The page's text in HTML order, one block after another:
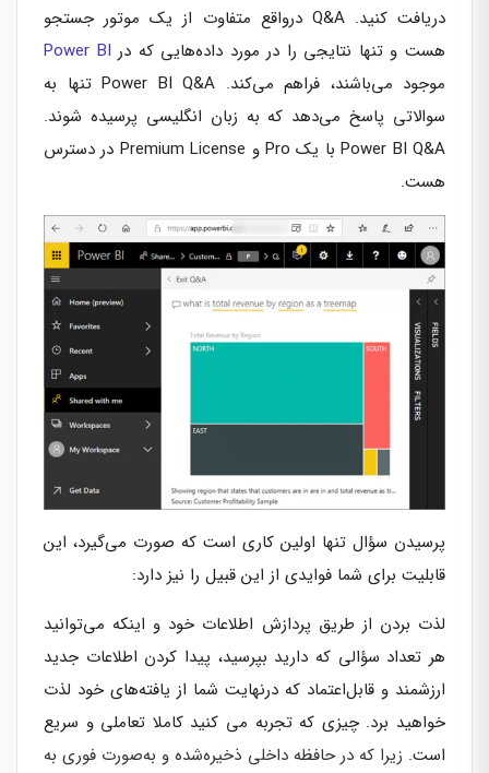
دریافت کنید. Q&A درواقع متفاوت از یک موتور جستجو
هست و تنها نتایجی را در مورد داده‌هایی که در Power BI
موجود می‌باشند، فراهم می‌کند. Power BI Q&A تنها به
سوالاتی پاسخ می‌دهد که به زبان انگلیسی پرسیده شوند.
Power BI Q&A با یک Pro و Premium License در دسترس
هست.
پرسیدن سؤال تنها اولین کاری است که صورت می‌گیرد، این
قابلیت برای شما فوایدی از این قبیل را نیز دارد:
لذت بردن از طریق پردازش اطلاعات خود و اینکه می‌توانید
هر تعداد سؤالی که دارید بپرسید، پیدا کردن اطلاعات جدید
ارزشمند و قابل‌اعتماد که درنهایت شما از یافته‌های خود لذت
خواهید برد. چیزی که تجربه می کنید کاملا تعاملی و سریع
است. زیرا که در حافظه داخلی ذخیره‌شده و به‌صورت فوری به